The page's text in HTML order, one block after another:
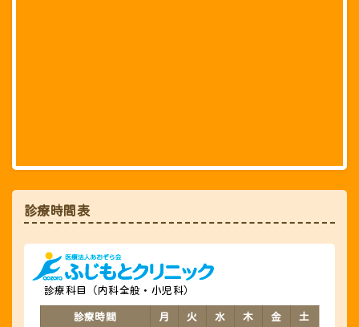
診療時間表
診療科目（内科全般・小児科）
診療時間 月 火 水 木 金 土